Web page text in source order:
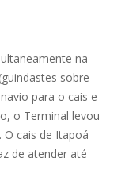
na
sobre
para o cais e
o Terminal levou
O cais de Itapoá
de atender até